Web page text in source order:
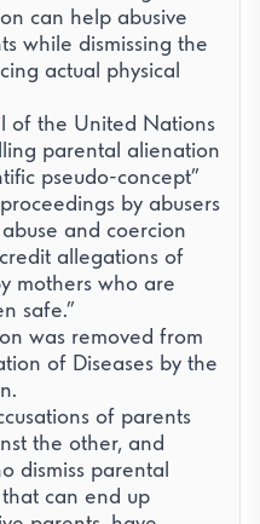
can help abusive
while dismissing the
actual physical
of the United Nations
parental alienation
pseudo-concept”
by abusers
and coercion
allegations of
mothers who are
safe.”
was removed from
of Diseases by the
of parents
the other, and
dismiss parental
can end up